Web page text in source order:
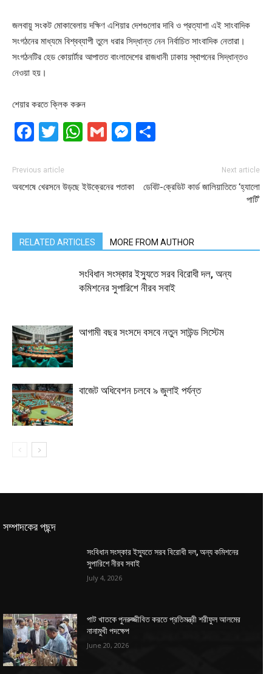
জলবায়ু সংকট মোকাবেলায় দক্ষিণ এশিয়ার দেশগুলোর দাবি ও প্রত্যাশা এই সাংবাদিক
সংগঠনের মাধ্যমে বিশ্বব্যাপী তুলে ধরার সিদ্ধান্ত নেন নির্বাচিত সাংবাদিক নেতারা।
সংগঠনটির হেড কোয়ার্টার আপাতত বাংলাদেশের রাজধানী ঢাকায় স্থাপনের সিদ্ধান্তও
নেওয়া হয়।
শেয়ার করতে ক্লিক করুন
Facebook
Twitter
WhatsApp
GmailMessenger
Previous article
অবশেষে খেরসনে উড়ছে ইউক্রেনের পতাকা
Next article
ডেবিট-ক্রেডিট কার্ড জালিয়াতিতে ‘হ্যালো
পার্টি’
RELATED ARTICLES MORE FROM AUTHOR
সংবিধান সংস্কার ইস্যুতে সরব বিরোধী দল, অন্য
কমিশনের সুপারিশে নীরব সবাই
আগামী বছর সংসদে বসবে নতুন সাউন্ড সিস্টেম
বাজেট অধিবেশন চলবে ৯ জুলাই পর্যন্ত
সম্পাদকের পছন্দ
সংবিধান সংস্কার ইস্যুতে সরব বিরোধী দল, অন্য কমিশনের
সুপারিশে নীরব সবাই
July 4, 2026
পাট খাতকে পুনরুজ্জীবিত করতে প্রতিমন্ত্রী শরীফুল আলমের
নানামুখী পদক্ষেপ
June 20, 2026